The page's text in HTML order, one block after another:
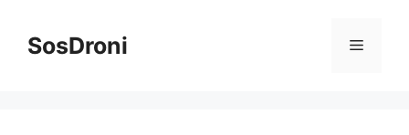
contenuto
SosDroni Menu